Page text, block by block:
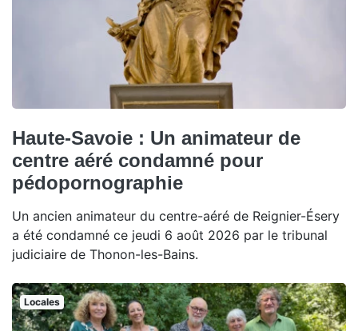
Haute-Savoie : Un animateur de
centre aéré condamné pour
pédopornographie
Un ancien animateur du centre-aéré de Reignier-Ésery
a été condamné ce jeudi 6 août 2026 par le tribunal
judiciaire de Thonon-les-Bains.
Locales